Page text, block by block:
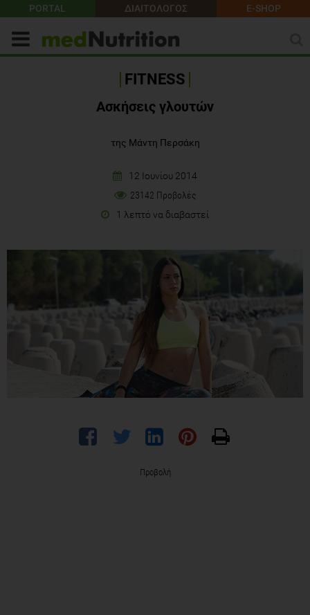
PORTAL ΔΙΑΙΤΟΛΟΓΟΣ E-SHOP
FITNESS
Ασκήσεις γλουτών
της Μάντη Περσάκη
12 Ιουνίου 2014
23142 Προβολές
1 λεπτό να διαβαστεί
Προβολή